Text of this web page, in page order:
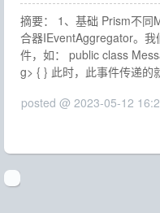
摘要： 1、基础 Prism不同
合器IEventAggregator。
件，如： public class
g> { } 此时，此事件传递的
posted @ 2023-05-12